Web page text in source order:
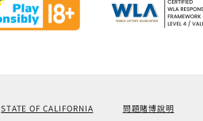
STATE OF CALIFORNIA 問題賭博說明